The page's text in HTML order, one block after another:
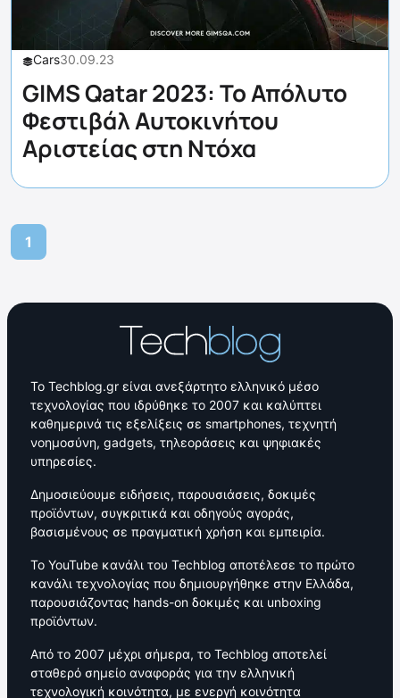
Cars30.09.23
GIMS Qatar 2023: Το Απόλυτο
Φεστιβάλ Αυτοκινήτου
Αριστείας στη Ντόχα
1
Το Techblog.gr είναι ανεξάρτητο ελληνικό μέσο
τεχνολογίας που ιδρύθηκε το 2007 και καλύπτει
καθημερινά τις εξελίξεις σε smartphones, τεχνητή
νοημοσύνη, gadgets, τηλεοράσεις και ψηφιακές
υπηρεσίες.
Δημοσιεύουμε ειδήσεις, παρουσιάσεις, δοκιμές
προϊόντων, συγκριτικά και οδηγούς αγοράς,
βασισμένους σε πραγματική χρήση και εμπειρία.
Το YouTube κανάλι του Techblog αποτέλεσε το πρώτο
κανάλι τεχνολογίας που δημιουργήθηκε στην Ελλάδα,
παρουσιάζοντας hands-on δοκιμές και unboxing
προϊόντων.
Από το 2007 μέχρι σήμερα, το Techblog αποτελεί
σταθερό σημείο αναφοράς για την ελληνική
τεχνολογική κοινότητα, με ενεργή κοινότητα